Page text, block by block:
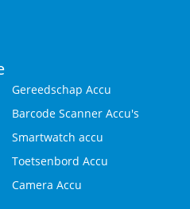
Gereedschap Accu
Barcode Scanner Accu's
Smartwatch accu
Toetsenbord Accu
Camera Accu